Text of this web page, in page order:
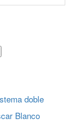
doble
Blanco